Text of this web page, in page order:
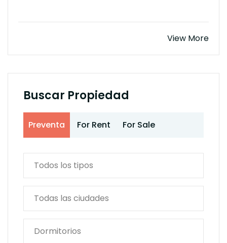
View More
Buscar Propiedad
Preventa For Rent For Sale